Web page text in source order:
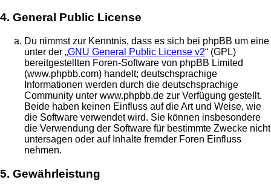
4. General Public License
Du nimmst zur Kenntnis, dass es sich bei phpBB um eine
unter der „GNU General Public License v2“ (GPL)
bereitgestellten Foren-Software von phpBB Limited
(www.phpbb.com) handelt; deutschsprachige
Informationen werden durch die deutschsprachige
Community unter www.phpbb.de zur Verfügung gestellt.
Beide haben keinen Einfluss auf die Art und Weise, wie
die Software verwendet wird. Sie können insbesondere
die Verwendung der Software für bestimmte Zwecke nicht
untersagen oder auf Inhalte fremder Foren Einfluss
nehmen.
5. Gewährleistung